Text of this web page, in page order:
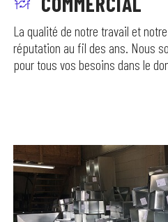
La qualité de notre travail et
réputation au fil des ans. Nous
pour tous vos besoins dans le